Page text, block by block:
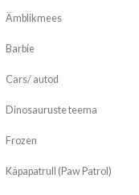
Ämblikmees
Barbie
Cars/ autod
Dinosauruste teema
Frozen
Käpapatrull (Paw Patrol)